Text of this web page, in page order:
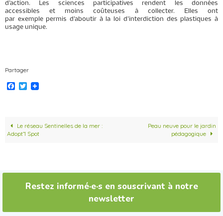
d’action. Les sciences participatives rendent les données
accessibles et moins coûteuses à collecter. Elles ont
par exemple permis d’aboutir à la loi d’interdiction des plastiques à
usage unique.
Partager
F
o
o
T
e
r
Le réseau Sentinelles de la mer :
Adopt’1 Spot
Peau neuve pour le jardin
pédagogique
Restez informé·e·s en souscrivant à notre
newsletter